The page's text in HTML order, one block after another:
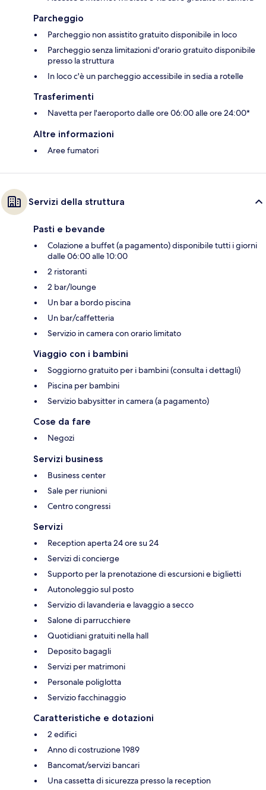
Parcheggio
Parcheggio non assistito gratuito disponibile in loco
Parcheggio senza limitazioni d'orario gratuito disponibile
presso la struttura
In loco c'è un parcheggio accessibile in sedia a rotelle
Trasferimenti
Navetta per l'aeroporto dalle ore 06:00 alle ore 24:00*
Altre informazioni
Aree fumatori
Servizi della struttura
Pasti e bevande
Colazione a buffet (a pagamento) disponibile tutti i giorni
dalle 06:00 alle 10:00
2 ristoranti
2 bar/lounge
Un bar a bordo piscina
Un bar/caffetteria
Servizio in camera con orario limitato
Viaggio con i bambini
Soggiorno gratuito per i bambini (consulta i dettagli)
Piscina per bambini
Servizio babysitter in camera (a pagamento)
Cose da fare
Negozi
Servizi business
Business center
Sale per riunioni
Centro congressi
Servizi
Reception aperta 24 ore su 24
Servizi di concierge
Supporto per la prenotazione di escursioni e biglietti
Autonoleggio sul posto
Servizio di lavanderia e lavaggio a secco
Salone di parrucchiere
Quotidiani gratuiti nella hall
Deposito bagagli
Servizi per matrimoni
Personale poliglotta
Servizio facchinaggio
Caratteristiche e dotazioni
2 edifici
Anno di costruzione 1989
Bancomat/servizi bancari
Una cassetta di sicurezza presso la reception